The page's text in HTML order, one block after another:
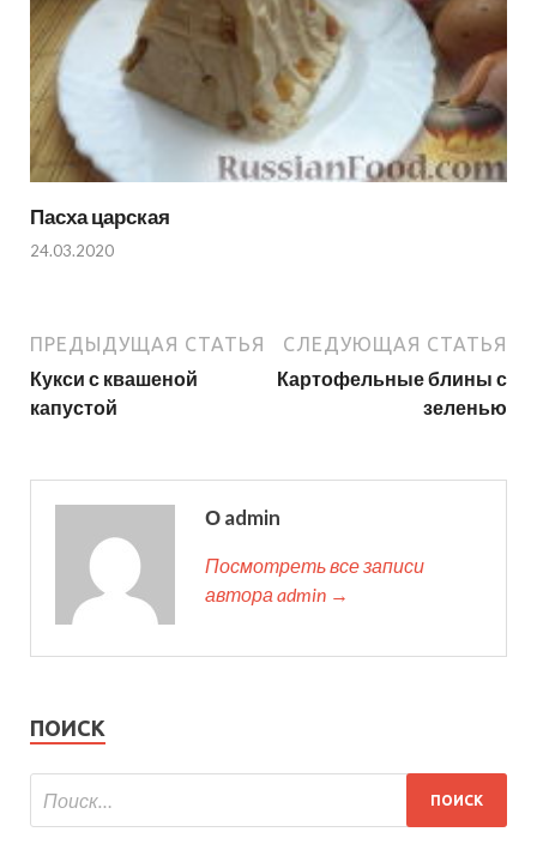
Пасха царская
24.03.2020
ПРЕДЫДУЩАЯ СТАТЬЯ
Кукси с квашеной
капустой
СЛЕДУЮЩАЯ СТАТЬЯ
Картофельные блины с
зеленью
О admin
Посмотреть все записи
автора admin →
ПОИСК